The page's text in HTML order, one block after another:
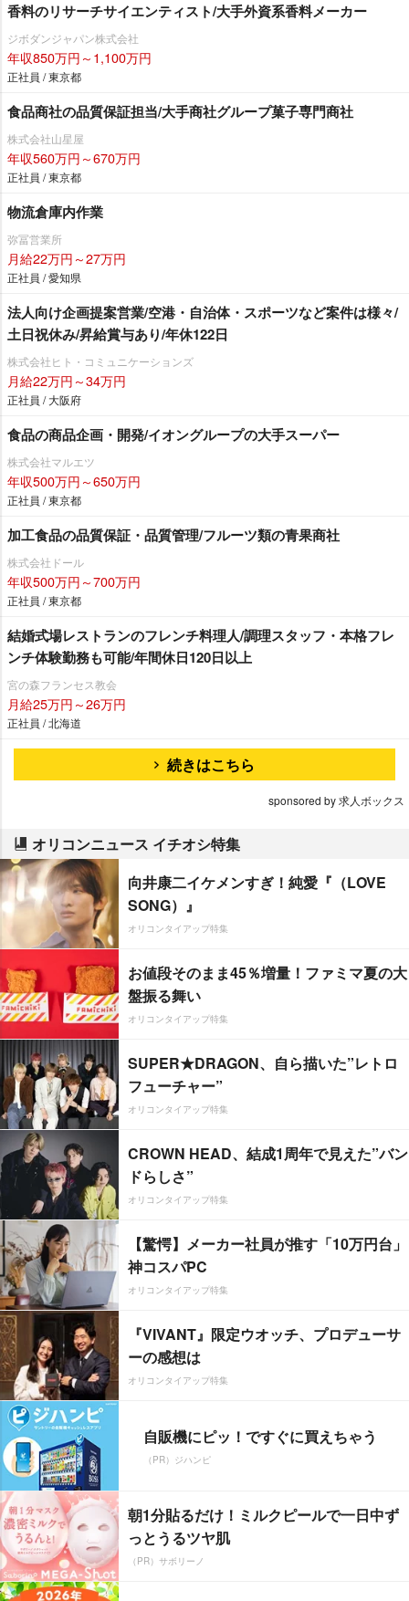
香料のリサーチサイエンティスト/大手外資系香料メーカー
ジボダンジャパン株式会社
年収850万円～1,100万円
正社員 / 東京都
食品商社の品質保証担当/大手商社グループ菓子専門商社
株式会社山星屋
年収560万円～670万円
正社員 / 東京都
物流倉庫内作業
弥冨営業所
月給22万円～27万円
正社員 / 愛知県
法人向け企画提案営業/空港・自治体・スポーツなど案件は様々/
土日祝休み/昇給賞与あり/年休122日
株式会社ヒト・コミュニケーションズ
月給22万円～34万円
正社員 / 大阪府
食品の商品企画・開発/イオングループの大手スーパー
株式会社マルエツ
年収500万円～650万円
正社員 / 東京都
加工食品の品質保証・品質管理/フルーツ類の青果商社
株式会社ドール
年収500万円～700万円
正社員 / 東京都
結婚式場レストランのフレンチ料理人/調理スタッフ・本格フレ
ンチ体験勤務も可能/年間休日120日以上
宮の森フランセス教会
月給25万円～26万円
正社員 / 北海道
続きはこちら
sponsored by 求人ボックス
オリコンニュース イチオシ特集
向井康二イケメンすぎ！純愛『（LOVE
SONG）』
オリコンタイアップ特集
お値段そのまま45％増量！ファミマ夏の大
盤振る舞い
オリコンタイアップ特集
SUPER★DRAGON、自ら描いた”レトロ
フューチャー”
オリコンタイアップ特集
CROWN HEAD、結成1周年で見えた”バン
ドらしさ”
オリコンタイアップ特集
【驚愕】メーカー社員が推す「10万円台」
神コスパPC
オリコンタイアップ特集
『VIVANT』限定ウオッチ、プロデューサ
ーの感想は
オリコンタイアップ特集
自販機にピッ！ですぐに買えちゃう
（PR）ジハンピ
朝1分貼るだけ！ミルクピールで一日中ず
っとうるツヤ肌
（PR）サボリーノ